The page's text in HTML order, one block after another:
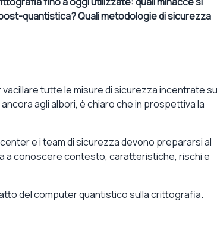
quantistica? Quali metodologie di sicurezza
tutte le misure di sicurezza incentrate
agli albori, è chiaro che in prospettiva la
e i team di sicurezza devono prepararsi al
a conoscere contesto, caratteristiche, rischi e
del computer quantistico sulla crittografia.